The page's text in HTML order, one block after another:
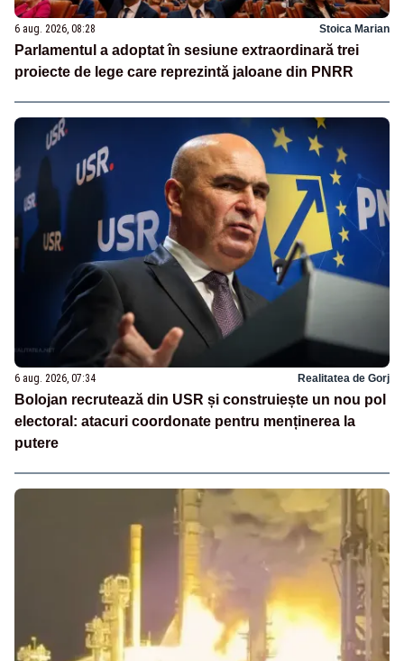
6 aug. 2026, 08:28 Stoica Marian
Parlamentul a adoptat în sesiune extraordinară trei
proiecte de lege care reprezintă jaloane din PNRR
6 aug. 2026, 07:34 Realitatea de Gorj
Bolojan recrutează din USR și construiește un nou pol
electoral: atacuri coordonate pentru menținerea la
putere